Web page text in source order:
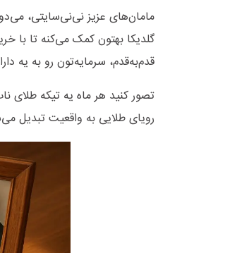
مامان‌های عزیز نی‌نی‌سایتی،
گلدیکا بهتون کمک می‌کنه تا با
قدم‌به‌قدم، سرمایه‌تون رو به یه
تصور کنید هر ماه یه تیکه طلای
رویای طلایی به واقعیت تبدیل